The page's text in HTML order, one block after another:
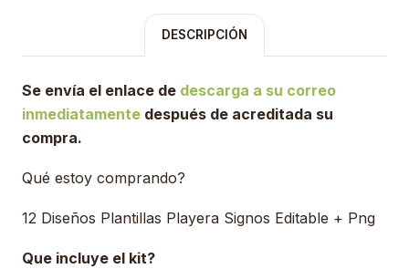
DESCRIPCIÓN
Se envía el enlace de descarga a su correo
inmediatamente después de acreditada su
compra.
Qué estoy comprando?
12 Diseños Plantillas Playera Signos Editable + Png
Que incluye el kit?